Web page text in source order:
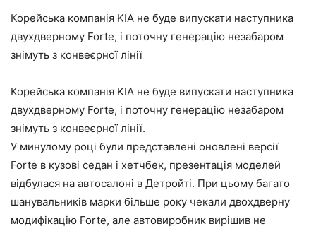
Корейська компанія KIA не буде випускати наступника
двухдверному Forte, і поточну генерацію незабаром
знімуть з конвеєрної лінії
Корейська компанія KIA не буде випускати наступника
двухдверному Forte, і поточну генерацію незабаром
знімуть з конвеєрної лінії.
У минулому році були представлені оновлені версії
Forte в кузові седан і хетчбек, презентація моделей
відбулася на автосалоні в Детройті. При цьому багато
шанувальників марки більше року чекали двохдверну
модифікацію Forte, але автовиробник вирішив не